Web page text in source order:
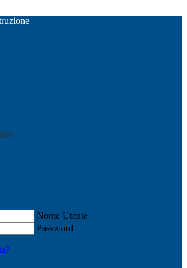
Nome Utente
Password